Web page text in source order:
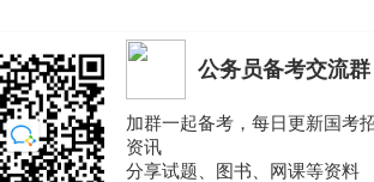
公务员备考交流群
加群一起备考，每日更新国考
资讯
分享试题、图书、网课等资料